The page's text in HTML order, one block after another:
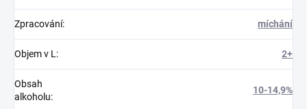
Zpracování: míchání
Objem v L : 2+
Obsah
alkoholu:
10-14,9%